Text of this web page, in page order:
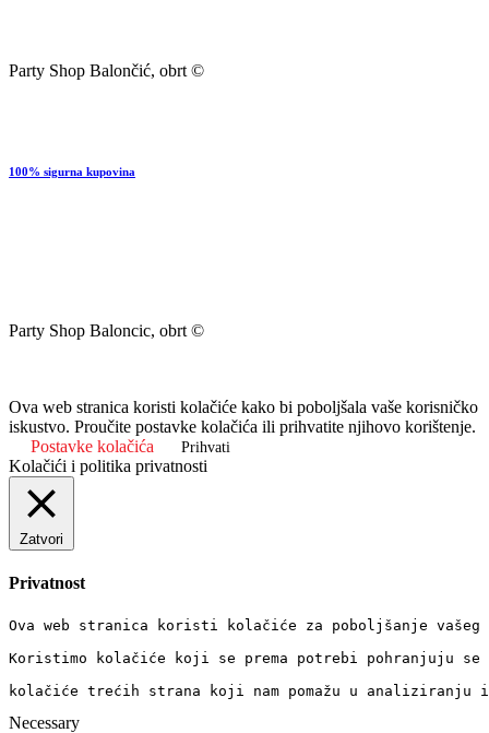
Party Shop Balončić, obrt ©
100% sigurna kupovina
Party Shop Baloncic, obrt ©
Ova web stranica koristi kolačiće kako bi poboljšala vaše korisničko
iskustvo. Proučite postavke kolačića ili prihvatite njihovo korištenje.
Postavke kolačića
Prihvati
Kolačići i politika privatnosti
Zatvori
Privatnost
Ova web stranica koristi kolačiće za poboljšanje
Koristimo kolačiće koji se prema potrebi pohranjuju
kolačiće trećih strana koji nam pomažu u
Necessary